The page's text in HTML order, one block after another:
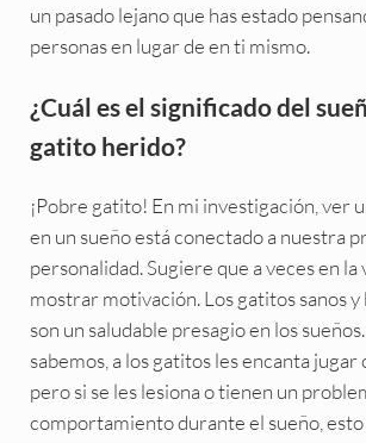
un pasado lejano que has estado
personas en lugar de en ti mismo.
¿Cuál es el significado del
gatito herido?
¡Pobre gatito! En mi investigación, ver
en un sueño está conectado a nuestra
personalidad. Sugiere que a veces en la
mostrar motivación. Los gatitos sanos y
son un saludable presagio en los
sabemos, a los gatitos les encanta jugar
pero si se les lesiona o tienen un
comportamiento durante el sueño,